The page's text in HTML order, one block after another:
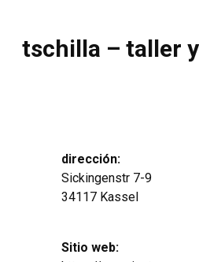
tschilla – taller
dirección:
Sickingenstr 7-9
34117 Kassel
Sitio web: